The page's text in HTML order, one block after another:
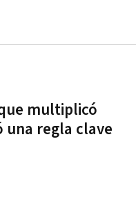
multiplicó
una regla clave